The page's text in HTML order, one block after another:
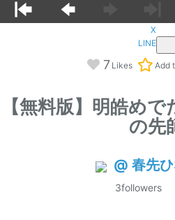
X
LINE
7 Likes Add
【無料版】明皓め
の先
@ 春先
3followers